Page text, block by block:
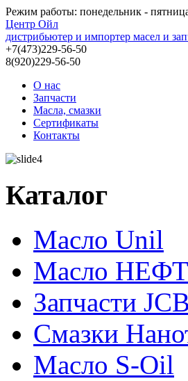
Режим работы: понедельник -
Центр Ойл
дистрибьютер и импортер масел и
+7(473)229-56-50
8(920)229-56-50
О нас
Запчасти
Масла, смазки
Сертификаты
Контакты
Каталог
Масло Unil
Масло
Запчасти JCB
Смазки
Масло S-Oil